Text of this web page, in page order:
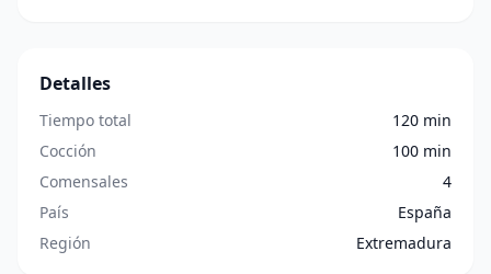
Detalles
Tiempo total
120 min
Cocción
100 min
Comensales
4
País
España
Región
Extremadura